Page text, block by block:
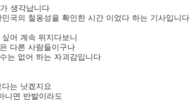
생각납니다
국의 철옹성을 확인한 시간 이었다 하는 기사입니다
어 계속 뒤지다보니
다른 사람들이구나
는 없어 하는 자괴감입니다
는 낫겠지요
니면 반발이라도